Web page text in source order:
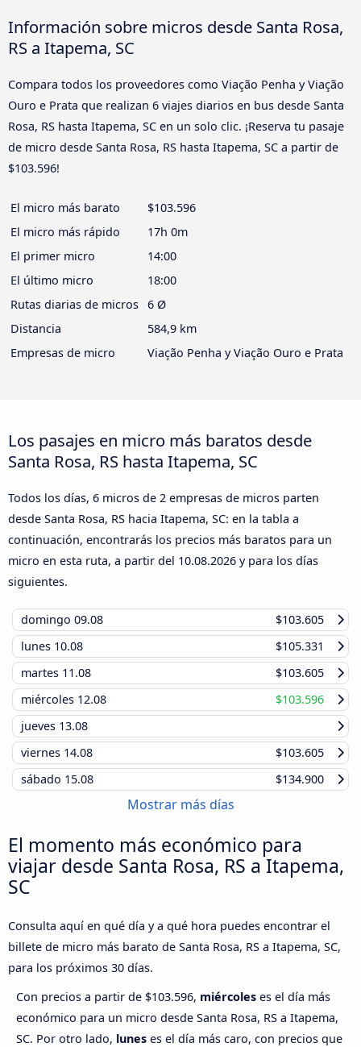
Información sobre micros desde Santa Rosa,
RS a Itapema, SC
Compara todos los proveedores como Viação Penha y Viação
Ouro e Prata que realizan 6 viajes diarios en bus desde Santa
Rosa, RS hasta Itapema, SC en un solo clic. ¡Reserva tu pasaje
de micro desde Santa Rosa, RS hasta Itapema, SC a partir de
$103.596!
El micro más barato
$103.596
El micro más rápido
17h 0m
El primer micro
14:00
El último micro
18:00
Rutas diarias de micros 6 Ø
Distancia
584,9 km
Empresas de micro
Viação Penha y Viação Ouro e Prata
Los pasajes en micro más baratos desde
Santa Rosa, RS hasta Itapema, SC
Todos los días, 6 micros de 2 empresas de micros parten
desde Santa Rosa, RS hacia Itapema, SC: en la tabla a
continuación, encontrarás los precios más baratos para un
micro en esta ruta, a partir del 10.08.2026 y para los días
siguientes.
domingo 09.08
$103.605
lunes 10.08
$105.331
martes 11.08
$103.605
miércoles 12.08
$103.596
jueves 13.08
viernes 14.08
$103.605
sábado 15.08 $134.900
Mostrar más días
El momento más económico para
viajar desde Santa Rosa, RS a Itapema,
SC
Consulta aquí en qué día y a qué hora puedes encontrar el
billete de micro más barato de Santa Rosa, RS a Itapema, SC,
para los próximos 30 días.
Con precios a partir de $103.596, miércoles es el día más
económico para un micro desde Santa Rosa, RS a Itapema,
SC. Por otro lado, lunes es el día más caro, con precios que